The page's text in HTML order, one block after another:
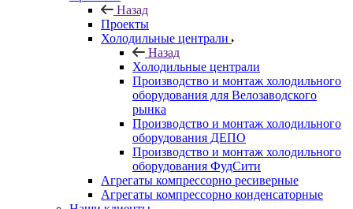
Назад
Проекты
Холодильные централи
Назад
Холодильные централи
Производство и монтаж холодильного
оборудования для Велозаводского
рынка
Производство и монтаж холодильного
оборудования ДЕПО
Производство и монтаж холодильного
оборудования ФудСити
Агрегаты компрессорно ресиверные
Агрегаты компрессорно конденсаторные